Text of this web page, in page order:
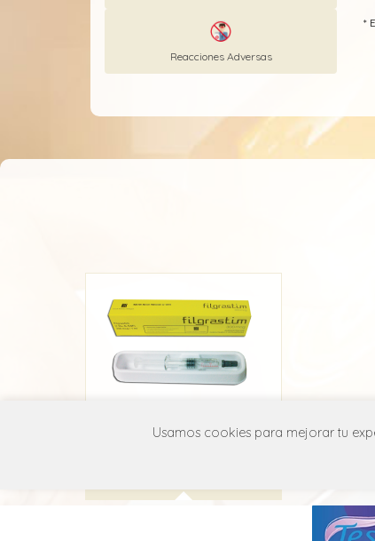
Reacciones Adversas
*
Filgrastim Iclos
Usamos cookies para mejorar tu